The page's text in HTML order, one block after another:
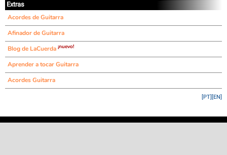
Extras
Acordes de Guitarra
Afinador de Guitarra
Blog de LaCuerda ¡nuevo!
Aprender a tocar Guitarra
Acordes Guitarra
[EN]
[PT]